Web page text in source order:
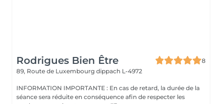
Rodrigues Bien Être
8
89, Route de Luxembourg dippach L-4972
INFORMATION IMPORTANTE : En cas de retard, la durée de la
séance sera réduite en conséquence afin de respecter les